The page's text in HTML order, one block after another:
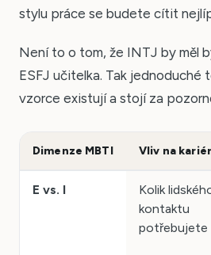
stylu práce se budete cítit
Není to o tom, že INTJ by měl
ESFJ učitelka. Tak jednoduché
vzorce existují a stojí za
Dimenze MBTI Vliv na
E vs. I
Kolik
kontaktu
potřebujete